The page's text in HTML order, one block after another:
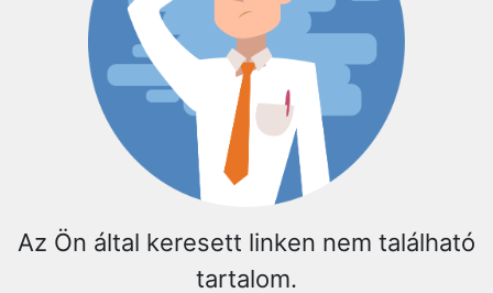
Az Ön által keresett linken nem található
tartalom.